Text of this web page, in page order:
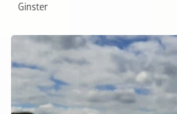
Ginster